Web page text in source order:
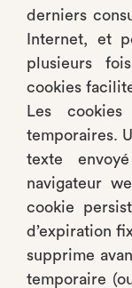
derniers
Internet, et
plusieurs
cookies
Les
temporaires.
texte
navigateur
cookie
d’expiration
supprime
temporaire